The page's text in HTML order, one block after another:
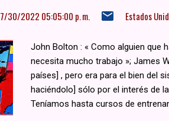
7/30/2022 05:05:00 p. m. Estados
John Bolton : « Como alguien que
necesita mucho trabajo »; James
países] , pero era para el bien del
haciéndolo] sólo por el interés de
Teníamos hasta cursos de